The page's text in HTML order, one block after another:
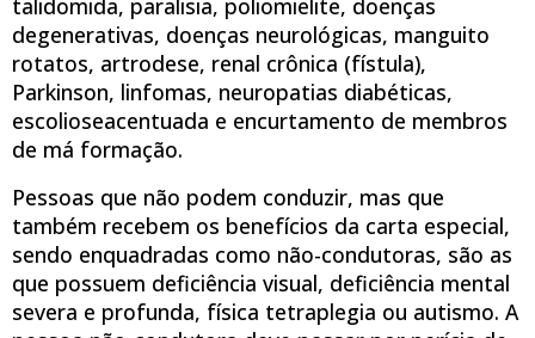
talidomida, paralisia, poliomielite, doenças
degenerativas, doenças neurológicas, manguito
rotatos, artrodese, renal crônica (fístula),
Parkinson, linfomas, neuropatias diabéticas,
escolioseacentuada e encurtamento de membros
de má formação.
Pessoas que não podem conduzir, mas que
também recebem os benefícios da carta especial,
sendo enquadradas como não-condutoras, são as
que possuem deficiência visual, deficiência mental
severa e profunda, física tetraplegia ou autismo. A